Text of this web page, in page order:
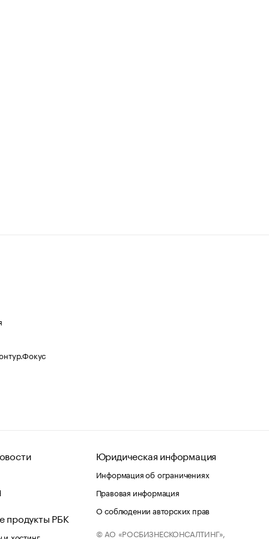
продукты РБК
хостинг
Юридическая информация
Информация об ограничениях
Правовая информация
О соблюдении авторских прав
© АО «РОСБИЗНЕСКОНСАЛТИНГ»,